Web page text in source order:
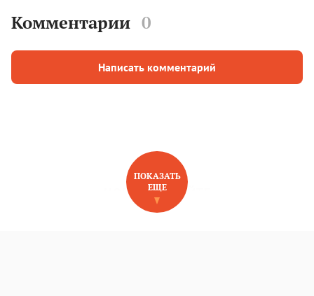
Комментарии 0
Написать комментарий
НОВОЕ НА САЙТЕ
ПОКАЗАТЬ
ЕЩЕ